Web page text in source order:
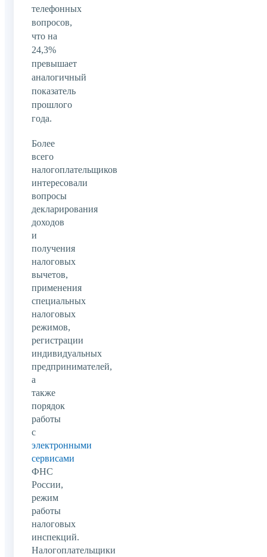
телефонных
вопросов,
что на
24,3%
превышает
аналогичный
показатель
прошлого
года.
Более
всего
налогоплательщиков
интересовали
вопросы
декларирования
доходов
и
получения
налоговых
вычетов,
применения
специальных
налоговых
режимов,
регистрации
индивидуальных
предпринимателей,
а
также
порядок
работы
с
электронными
сервисами
ФНС
России,
режим
работы
налоговых
инспекций.
Налогоплательщики